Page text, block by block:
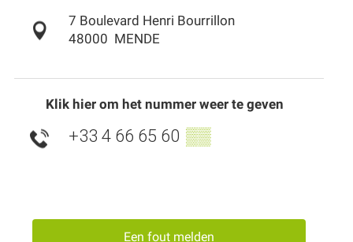
7 Boulevard Henri Bourrillon
48000 MENDE
Klik hier om het nummer weer te geven
+33 4 66 65 60 ▒▒
Een fout melden